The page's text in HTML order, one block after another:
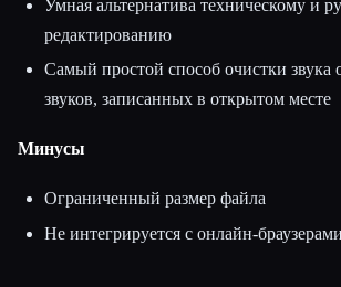
Умная альтернатива техническому и
редактированию
Самый простой способ очистки звука
звуков, записанных в открытом месте
Минусы
Ограниченный размер файла
Не интегрируется с онлайн-